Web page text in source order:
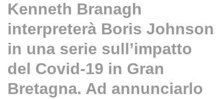
Kenneth Branagh
interpreterà Boris Johnson
in una serie sull’impatto
del Covid-19 in Gran
Bretagna. Ad annunciarlo